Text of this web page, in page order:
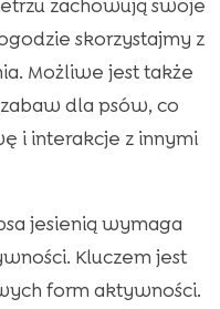
zachowują swoje
skorzystajmy z
Możliwe jest także
dla psów, co
i interakcje z innymi
jesienią wymaga
Kluczem jest
form aktywności.